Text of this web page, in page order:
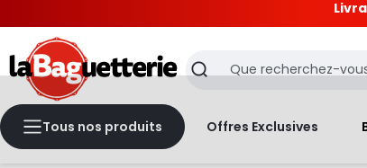
Recherche
Tous nos produits Offres Exclusives